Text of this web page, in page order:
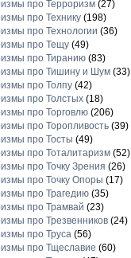
про Терроризм(27)
про Технику(198)
про Технологии (36)
про Тещу(49)
про Тиранию(83)
про Тишину и Шум(33)
про Толпу(42)
про Толстых(18)
про Торговлю(206)
про Торопливость(39)
про Тосты (49)
про Тоталитаризм(52)
про Точку Зрения (26)
про Точку Опоры (17)
про Трагедию(35)
про Трамвай (23)
про Трезвенников(24)
про Труса(56)
про Тщеславие (60)